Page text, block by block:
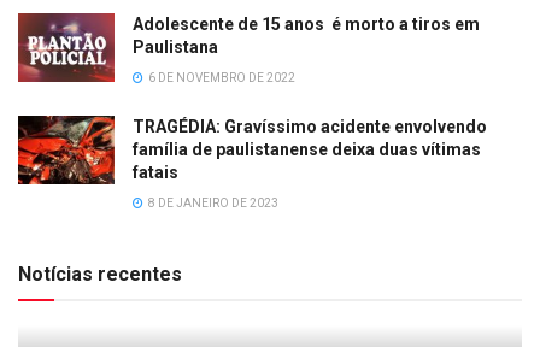
Adolescente de 15 anos é morto a tiros em
Paulistana
6 DE NOVEMBRO DE 2022
TRAGÉDIA: Gravíssimo acidente envolvendo
família de paulistanense deixa duas vítimas
fatais
8 DE JANEIRO DE 2023
Notícias recentes